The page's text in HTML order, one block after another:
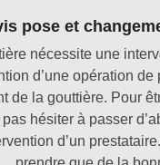
pose et
nécessite une
d’une opération
de la gouttière. Pour
hésiter à passer
d’un